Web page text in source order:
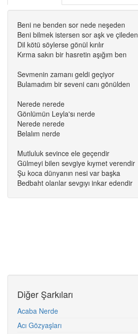
Beni ne benden sor nede neşeden
Beni bilmek istersen sor aşk ve çileden
Dil kötü söylerse gönül kırılır
Kırma sakın bir hasretin aşığım ben
Sevmenin zamanı geldi geçiyor
Bulamadım bir seveni canı gönülden
Nerede nerede
Gönlümün Leyla'sı nerde
Nerede nerede
Belalım nerde
Mutluluk sevince ele geçendir
Gülmeyi bilen sevgiye kıymet verendir
Şu koca dünyanın nesi var başka
Bedbaht olanlar sevgıyı inkar edendir
Diğer Şarkıları
Acaba Nerde
Acı Gözyaşları